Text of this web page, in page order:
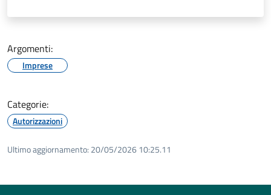
Argomenti:
Imprese
Categorie:
Autorizzazioni
Ultimo aggiornamento: 20/05/2026 10:25.11